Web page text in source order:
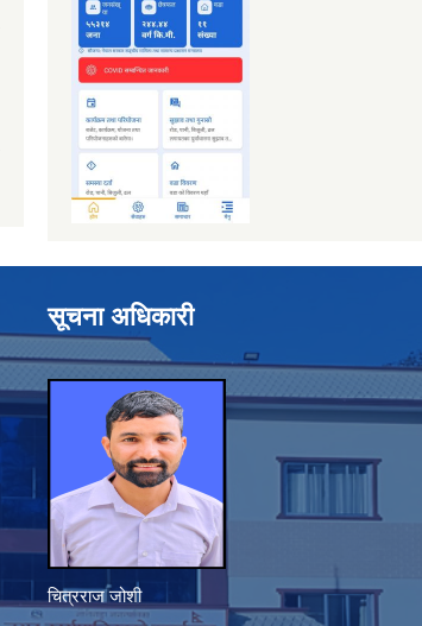
सूचना अधिकारी
चित्रराज जोशी